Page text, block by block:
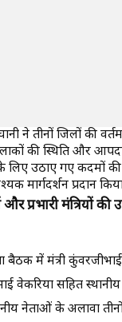
ने तीनों जिलों की
की स्थिति और
लिए उठाए गए कदमों की
मार्गदर्शन प्रदान
और प्रभारी मंत्रियों
बैठक में मंत्री
वेकरिया सहित
नेताओं के अलावा